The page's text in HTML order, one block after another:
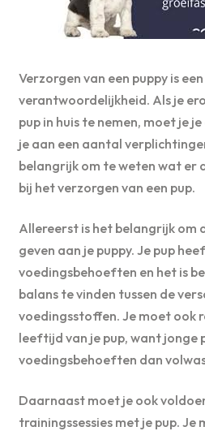
Verzorgen van een puppy is
verantwoordelijkheid. Als je
pup in huis te nemen, moet je
je aan een aantal
belangrijk om te weten wat er
bij het verzorgen van een pup.
Allereerst is het belangrijk om
geven aan je puppy. Je pup
voedingsbehoeften en het is
balans te vinden tussen de
voedingsstoffen. Je moet ook
leeftijd van je pup, want jonge
voedingsbehoeften dan
Daarnaast moet je ook
trainingssessies met je pup. Je